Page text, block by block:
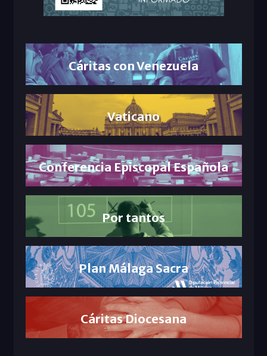
Cáritas con Venezuela
Vaticano
Conferencia Episcopal Española
Por tantos
Plan Málaga Sacra
Cáritas Diocesana